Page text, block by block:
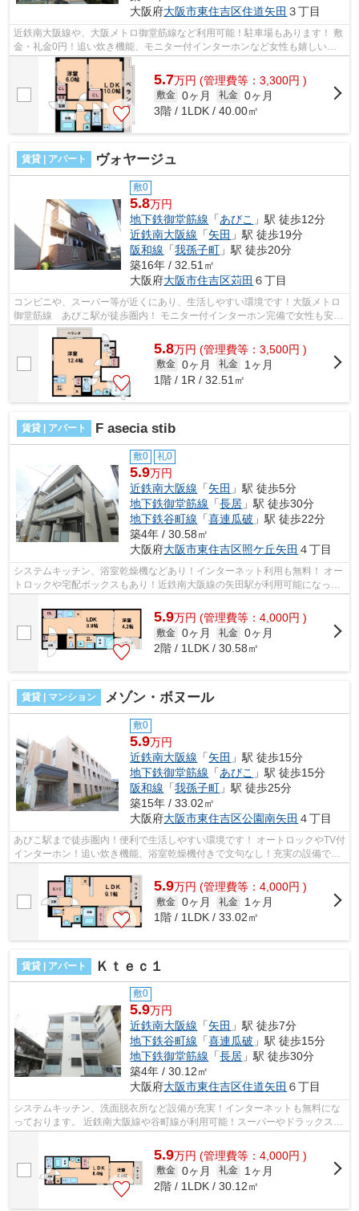
大阪府大阪市東住吉区住道矢田 ３丁目
近鉄南大阪線や、大阪メトロ御堂筋線など利用可能！駐車場もあります！ 敷
金・礼金0円！追い炊き機能、モニター付インターホンなど女性も嬉しい設
備が充実です！ ■□■□■□■□■□■□■□■□■□...
5.7万円 (管理費等：3,300円 )
敷金 0ヶ月 礼金 0ヶ月
3階 / 1LDK / 40.00㎡
賃貸 | アパート ヴォヤージュ
敷0
5.8万円
地下鉄御堂筋線 「あびこ 」駅 徒歩12分
近鉄南大阪線 「矢田 」駅 徒歩19分
阪和線 「我孫子町 」駅 徒歩20分
築16年 / 32.51㎡
大阪府大阪市住吉区苅田 ６丁目
コンビニや、スーパー等が近くにあり、生活しやすい環境です！大阪メトロ
御堂筋線 あびこ駅が徒歩圏内！ モニター付インターホン完備で女性も安
心！システムキッチンや、浴室乾燥機...
5.8万円 (管理費等：3,500円 )
敷金 0ヶ月 礼金
1ヶ月
1階 / 1R / 32.51㎡
賃貸 | アパート F asecia stib
敷0 礼0
5.9万円
近鉄南大阪線 「矢田 」駅 徒歩5分
地下鉄御堂筋線 「長居 」駅 徒歩30分
地下鉄谷町線 「喜連瓜破 」駅 徒歩22分
築4年 / 30.58㎡
大阪府大阪市東住吉区照ケ丘矢田 ４丁目
システムキッチン、浴室乾燥機などあり！インターネット利用も無料！ オー
トロックや宅配ボックスもあり！近鉄南大阪線の矢田駅が利用可能になって
おります。 ■□■□■□■□■□■□■□■□■□■□■...
5.9万円 (管理費等：4,000円 )
敷金 0ヶ月 礼金 0ヶ月
2階 / 1LDK / 30.58㎡
賃貸 | マンション メゾン・ボヌール
敷0
5.9万円
近鉄南大阪線 「矢田 」駅 徒歩15分
地下鉄御堂筋線 「あびこ 」駅 徒歩15分
阪和線 「我孫子町 」駅 徒歩25分
築15年 / 33.02㎡
大阪府大阪市東住吉区公園南矢田 ４丁目
あびこ駅まで徒歩圏内！便利で生活しやすい環境です！ オートロックやTV付
インターホン！追い炊き機能、浴室乾燥機付きで文句なし！充実の設備で
す。 ■□■□■□■□■□■□■□■□■□■□■□■□■□■□■...
5.9万円 (管理費等：4,000円 )
敷金 0ヶ月 礼金
1ヶ月
1階 / 1LDK / 33.02㎡
賃貸 | アパート Ｋｔｅｃ１
敷0
5.9万円
近鉄南大阪線 「矢田 」駅 徒歩7分
地下鉄谷町線 「喜連瓜破 」駅 徒歩15分
地下鉄御堂筋線 「長居 」駅 徒歩30分
築4年 / 30.12㎡
大阪府大阪市東住吉区住道矢田 ６丁目
システムキッチン、洗面脱衣所など設備が充実！インターネットも無料にな
っております。 近鉄南大阪線や谷町線が利用可能！スーパーやドラックスト
5.9万円 (管理費等：4,000円 )
敷金 0ヶ月 礼金
1ヶ月
2階 / 1LDK / 30.12㎡